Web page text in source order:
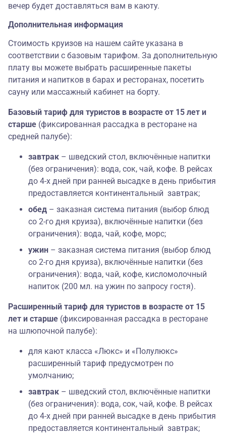
вечер будет доставляться вам в каюту.
Дополнительная информация
Стоимость круизов на нашем сайте указана в
соответствии с базовым тарифом. За дополнительную
плату вы можете выбрать расширенные пакеты
питания и напитков в барах и ресторанах, посетить
сауну или массажный кабинет на борту.
Базовый тариф для туристов в возрасте от 15 лет и
старше (фиксированная рассадка в ресторане на
средней палубе):
завтрак – шведский стол, включённые напитки
(без ограничения): вода, сок, чай, кофе. В рейсах
до 4-х дней при ранней высадке в день прибытия
предоставляется континентальный завтрак;
обед – заказная система питания (выбор блюд
со 2-го дня круиза), включённые напитки (без
ограничения): вода, чай, кофе, морс;
ужин – заказная система питания (выбор блюд
со 2-го дня круиза), включённые напитки (без
ограничения): вода, чай, кофе, кисломолочный
напиток (200 мл. на ужин по запросу гостя).
Расширенный тариф для туристов в возрасте от 15
лет и старше (фиксированная рассадка в ресторане
на шлюпочной палубе):
для кают класса «Люкс» и «Полулюкс»
расширенный тариф предусмотрен по
умолчанию;
завтрак – шведский стол, включённые напитки
(без ограничения): вода, сок, чай, кофе. В рейсах
до 4-х дней при ранней высадке в день прибытия
предоставляется континентальный завтрак;